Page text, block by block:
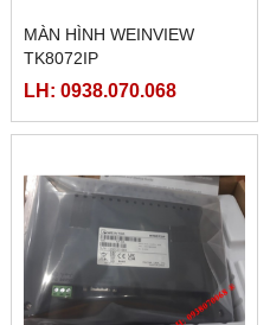
MÀN HÌNH WEINVIEW
TK8072IP
LH: 0938.070.068